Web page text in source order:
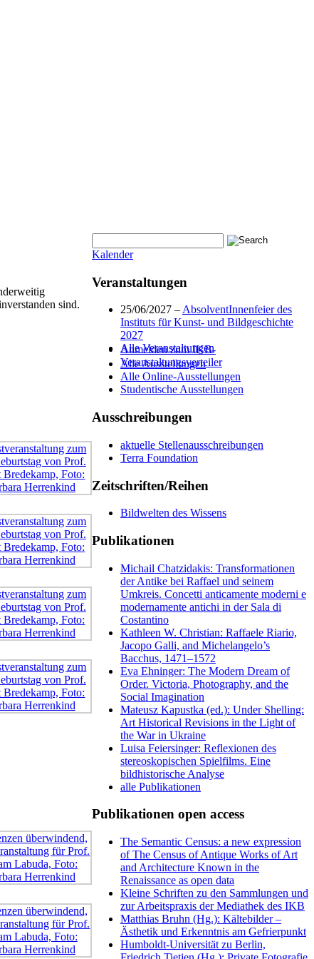
sind.
Kalender
Veranstaltungen
25/06/2027 –AbsolventInnenfeier des
Instituts für Kunst- und Bildgeschichte
2027
Alle Veranstaltungen
Anmelden zum IKB-
Veranstaltungsverteiler
Alle Ausstellungen
Alle Online-Ausstellungen
Studentische Ausstellungen
Ausschreibungen
aktuelle Stellenausschreibungen
Terra Foundation
Zeitschriften/Reihen
Bildwelten des Wissens
Publikationen
Michail Chatzidakis: Transformationen
der Antike bei Raffael und seinem
Umkreis. Concetti anticamente moderni e
modernamente antichi in der Sala di
Costantino
Kathleen W. Christian: Raffaele Riario,
Jacopo Galli, and Michelangelo’s
Bacchus, 1471–1572
Eva Ehninger: The Modern Dream of
Order. Victoria, Photography, and the
Social Imagination
Mateusz Kapustka (ed.): Under Shelling:
Art Historical Revisions in the Light of
the War in Ukraine
Luisa Feiersinger: Reflexionen des
stereoskopischen Spielfilms. Eine
bildhistorische Analyse
alle Publikationen
Publikationen open access
The Semantic Census: a new expression
of The Census of Antique Works of Art
and Architecture Known in the
Renaissance as open data
Kleine Schriften zu den Sammlungen und
zur Arbeitspraxis der Mediathek des IKB
Matthias Bruhn (Hg.): Kältebilder –
Ästhetik und Erkenntnis am Gefrierpunkt
Humboldt-Universität zu Berlin,